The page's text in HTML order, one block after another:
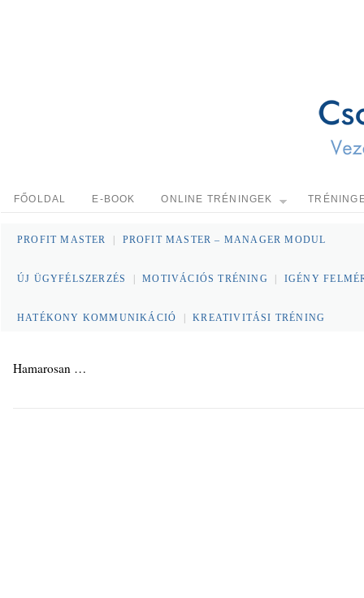
FŐOLDAL E-BOOK ONLINE TRÉNINGEK
PROFIT MASTER PROFIT MASTER – MANAGER MODUL
ÚJ ÜGYFÉLSZERZÉS |MOTIVÁCIÓS TRÉNING IGÉNY
HATÉKONY KOMMUNIKÁCIÓ |KREATIVITÁSI TRÉNING
Hamarosan …